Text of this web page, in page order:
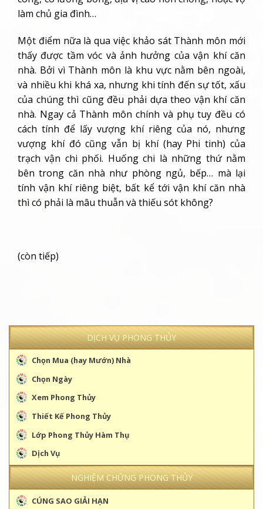
DỊCH VỤ PHONG THỦY
Chọn Mua (hay Mướn) Nhà
Chọn Ngày
Xem Phong Thủy
Thiết Kế Phong Thủy
Lớp Phong Thủy Hàm Thụ
Dịch Vụ
NGHIỆM CHỨNG PHONG THỦY
CÚNG SAO GIẢI HẠN
làm chủ gia đình…
Một điểm nữa là qua việc khảo sát Thành môn mới
thấy được tầm vóc và ảnh hưởng của vận khí căn
nhà. Bởi vì Thành môn là khu vực nằm bên ngoài,
và nhiều khi khá xa, nhưng khi tính đến sự tốt, xấu
của chúng thì cũng đều phải dựa theo vận khí căn
nhà. Ngay cả Thành môn chính và phụ tuy đều có
cách tính để lấy vượng khí riêng của nó, nhưng
vượng khí đó cũng vẫn bị khí (hay Phi tinh) của
trạch vận chi phối. Huống chi là những thứ nằm
bên trong căn nhà như phòng ngủ, bếp… mà lại
tính vận khí riêng biệt, bất kể tới vận khí căn nhà
thì có phải là mâu thuẫn và thiếu sót không?
(còn tiếp)